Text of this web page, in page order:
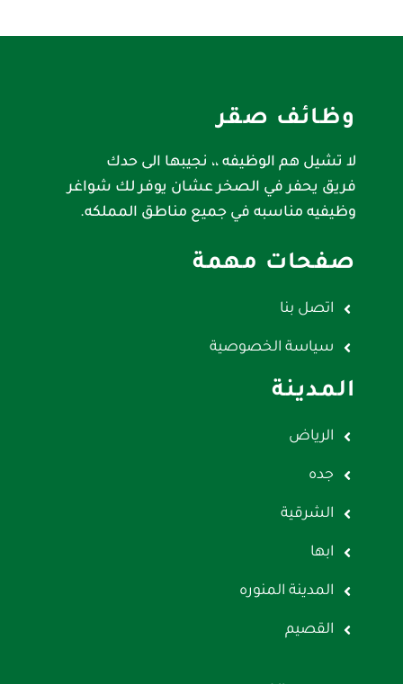
وظائف صقر
لا تشيل هم الوظيفه ،، نجيبها الى حدك
فريق يحفر في الصخر عشان يوفر لك شواغر
وظيفيه مناسبه في جميع مناطق المملكه.
صفحات مهمة
اتصل بنا
سياسة الخصوصية
المدينة
الرياض
جده
الشرقية
ابها
المدينة المنوره
القصيم